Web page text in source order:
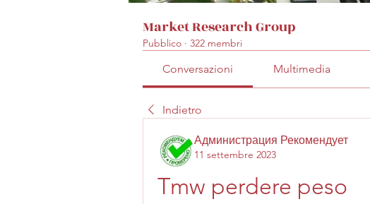
Market Research Group
Pubblico · 322 membri
Conversazioni Multimedia
Indietro
Администрация Рекомендует
11 settembre 2023
Tmw perdere peso